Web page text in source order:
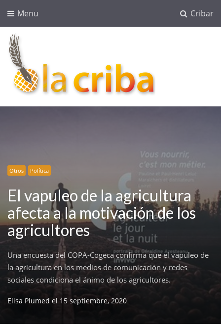
Cribar
Menu
lacriba.net
Otros Política
El vapuleo de la agricultura
afecta a la motivación de los
agricultores
Una encuesta del COPA-Cogeca confirma que el vapuleo de
la agricultura en los medios de comunicación y redes
sociales condiciona el ánimo de los agricultores.
Elisa Plumed el 15 septiembre, 2020